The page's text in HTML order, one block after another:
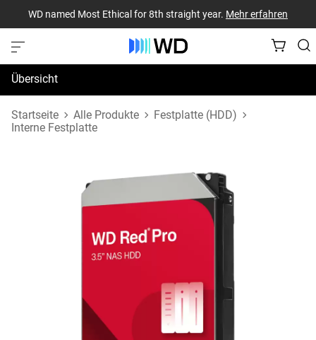
WD named Most Ethical for 8th straight year. Mehr erfahren
Übersicht
Technische Daten
Startseite Alle Produkte
Festplatte (HDD)
Interne Festplatte